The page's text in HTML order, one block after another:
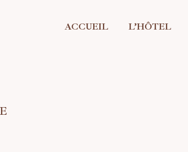
ACCUEIL L’HÔTEL